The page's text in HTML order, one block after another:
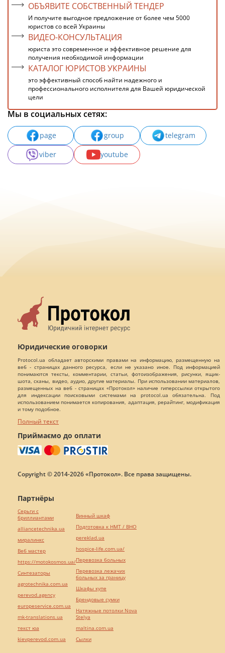
ОБЪЯВИТЕ СОБСТВЕННЫЙ ТЕНДЕР
И получите выгодное предложение от более чем 5000
юристов со всей Украины
ВИДЕО-КОНСУЛЬТАЦИЯ
юриста это современное и эффективное решение для
получения необходимой информации
КАТАЛОГ ЮРИСТОВ УКРАИНЫ
это эффективный способ найти надежного и
профессионального исполнителя для Вашей юридической
цели
Мы в социальных сетях:
page group
telegram
viber
youtube
Юридические оговорки
Protocol.ua обладает авторскими правами на информацию, размещенную на
веб - страницах данного ресурса, если не указано иное. Под информацией
понимаются тексты, комментарии, статьи, фотоизображения, рисунки, ящик-
шота, сканы, видео, аудио, другие материалы. При использовании материалов,
размещенных на веб - страницах «Протокол» наличие гиперссылки открытого
для индексации поисковыми системами на protocol.ua обязательна. Под
использованием понимается копирования, адаптация, рерайтинг, модификация
и тому подобное.
Полный текст
Приймаємо до оплати
Copyright © 2014-2026 «Протокол». Все права защищены.
Партнёры
Серьги с
бриллиантами
alliancetechnika.ua
миралинкс
Веб мастер
https://motokosmos.ua/
Синтезаторы
agrotechnika.com.ua
perevod.agency
europeservice.com.ua
mk-translations.ua
текст юа
kievperevod.com.ua
Винный шкаф
Подготовка к НМТ / ВНО
pereklad.ua
hospice-life.com.ua/
Перевозка больных
Перевозка лежачих
больных за границу
Шкафы купе
Брендовые сумки
Натяжные потолки Nova
Stelya
maltina.com.ua
Cылки